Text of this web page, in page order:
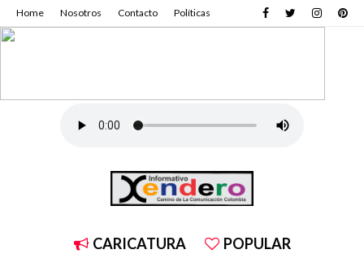
Home Nosotros Contacto Políticas
CARICATURA POPULAR